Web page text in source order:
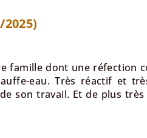
2025)
famille dont une réfection
eau. Très réactif et
son travail. Et de plus très